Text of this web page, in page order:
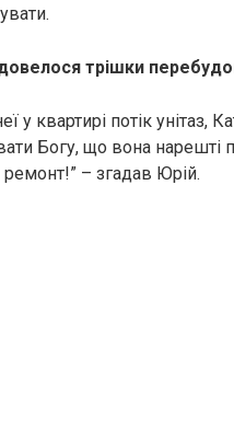
трішки
у квартирі потік унітаз,
Богу, що вона
– згадав Юрій.